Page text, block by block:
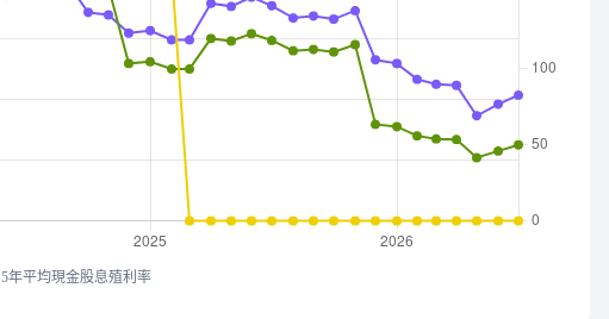
5年平均現金股息殖利率